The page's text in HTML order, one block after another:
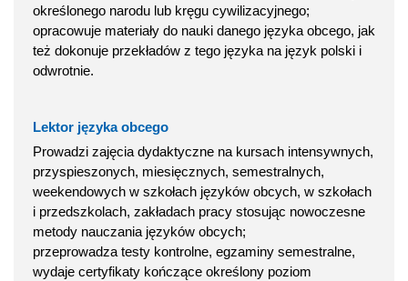
określonego narodu lub kręgu cywilizacyjnego;
opracowuje materiały do nauki danego języka obcego, jak
też dokonuje przekładów z tego języka na język polski i
odwrotnie.
Lektor języka obcego
Prowadzi zajęcia dydaktyczne na kursach intensywnych,
przyspieszonych, miesięcznych, semestralnych,
weekendowych w szkołach języków obcych, w szkołach
i przedszkolach, zakładach pracy stosując nowoczesne
metody nauczania języków obcych;
przeprowadza testy kontrolne, egzaminy semestralne,
wydaje certyfikaty kończące określony poziom